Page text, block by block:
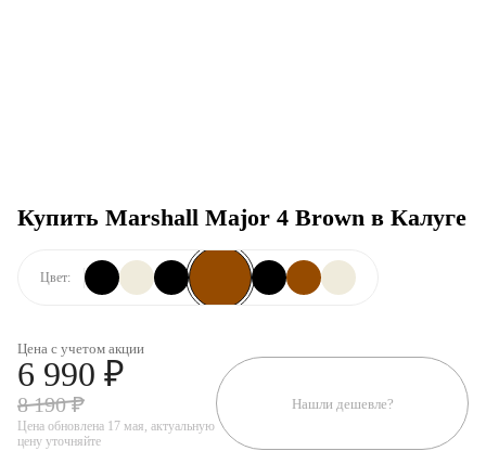
Купить Marshall Major 4 Brown в Калуге
Цвет:
Цена с учетом акции
6 990 ₽
8 190 ₽
Цена обновлена 17 мая, актуальную
цену уточняйте
Нашли дешевле?